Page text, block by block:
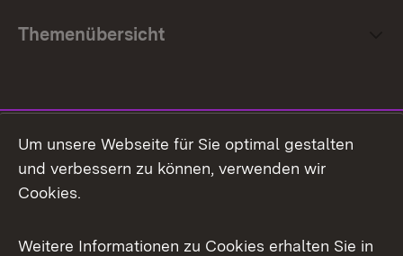
Themenübersicht
Facebook
X / Twitter
Um unsere Webseite für Sie optimal gestalten
und verbessern zu können, verwenden wir
Cookies.
Weitere Informationen zu Cookies erhalten Sie in